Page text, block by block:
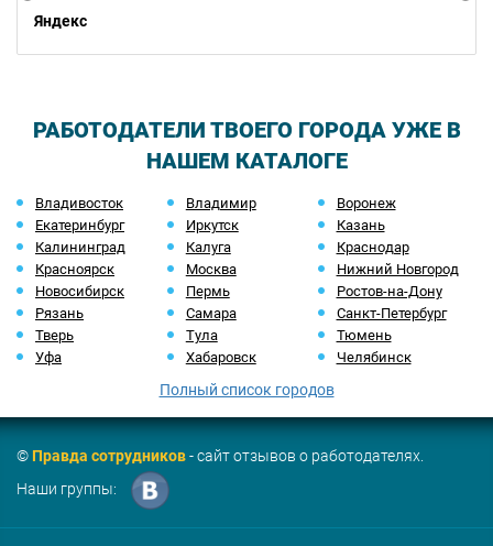
Яндекс
РАБОТОДАТЕЛИ ТВОЕГО ГОРОДА УЖЕ В
НАШЕМ КАТАЛОГЕ
Владивосток Владимир
Воронеж
Екатеринбург
Иркутск
Казань
Калининград
Калуга
Краснодар
Красноярск
Москва
Нижний Новгород
Новосибирск
Пермь
Ростов-на-Дону
Рязань
Самара
Санкт-Петербург
Тверь
Тула
Тюмень
Уфа
Хабаровск Челябинск
Полный список городов
©Правда сотрудников- сайт отзывов о работодателях.
Наши группы: